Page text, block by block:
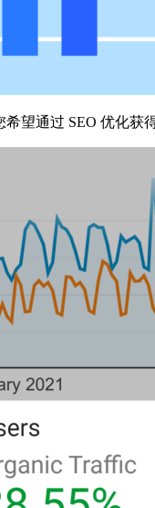
望通过 SEO 优化